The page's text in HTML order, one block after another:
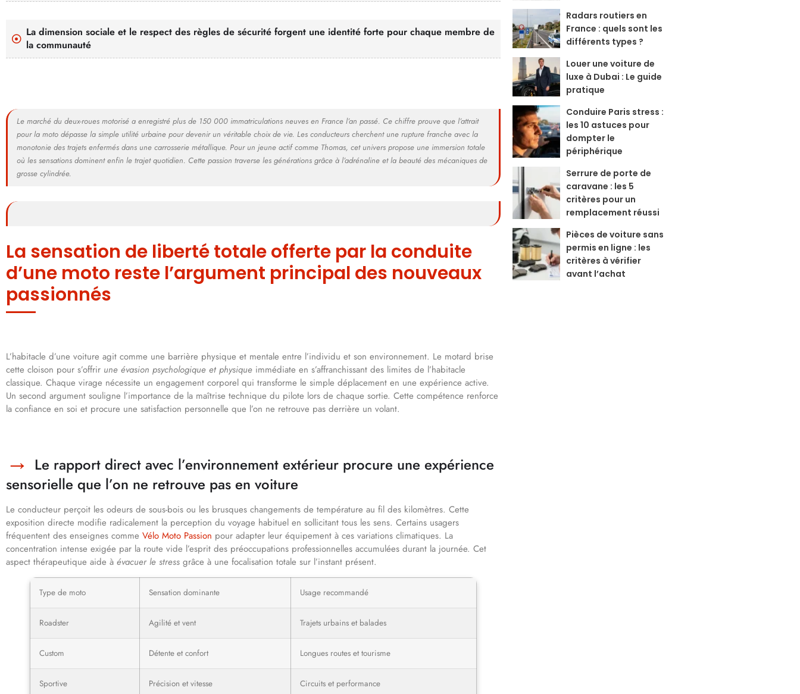
La dimension sociale et le respect des règles de sécurité forgent une identité forte pour chaque membre de
la communauté
Le marché du deux-roues motorisé a enregistré plus de 150 000 immatriculations neuves en France l’an passé. Ce chiffre prouve que l’attrait
pour la moto dépasse la simple utilité urbaine pour devenir un véritable choix de vie. Les conducteurs cherchent une rupture franche avec la
monotonie des trajets enfermés dans une carrosserie métallique. Pour un jeune actif comme Thomas, cet univers propose une immersion totale
où les sensations dominent enfin le trajet quotidien. Cette passion traverse les générations grâce à l’adrénaline et la beauté des mécaniques de
grosse cylindrée.
La sensation de liberté totale offerte par la conduite
d’une moto reste l’argument principal des nouveaux
passionnés
L’habitacle d’une voiture agit comme une barrière physique et mentale entre l’individu et son environnement. Le motard brise
cette cloison pour s’offrir une évasion psychologique et physique immédiate en s’affranchissant des limites de l’habitacle
classique. Chaque virage nécessite un engagement corporel qui transforme le simple déplacement en une expérience active.
Un second argument souligne l’importance de la maîtrise technique du pilote lors de chaque sortie. Cette compétence renforce
la confiance en soi et procure une satisfaction personnelle que l’on ne retrouve pas derrière un volant.
Le rapport direct avec l’environnement extérieur procure une expérience
sensorielle que l’on ne retrouve pas en voiture
Le conducteur perçoit les odeurs de sous-bois ou les brusques changements de température au fil des kilomètres. Cette
exposition directe modifie radicalement la perception du voyage habituel en sollicitant tous les sens. Certains usagers
fréquentent des enseignes comme Vélo Moto Passion pour adapter leur équipement à ces variations climatiques. La
concentration intense exigée par la route vide l’esprit des préoccupations professionnelles accumulées durant la journée. Cet
aspect thérapeutique aide à évacuer le stress grâce à une focalisation totale sur l’instant présent.
Type de moto Sensation dominante Usage recommandé
Roadster Agilité et vent Trajets urbains et balades
Custom Détente et confort Longues routes et tourisme
Sportive Précision et vitesse Circuits et performance
Radars routiers en
France : quels sont les
différents types ?
Louer une voiture de
luxe à Dubai : Le guide
pratique
Conduire Paris stress :
les 10 astuces pour
dompter le
périphérique
Serrure de porte de
caravane : les 5
critères pour un
remplacement réussi
Pièces de voiture sans
permis en ligne : les
critères à vérifier
avant l’achat